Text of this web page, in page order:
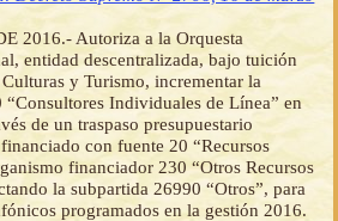
2016.- Autoriza a la Orquesta
entidad descentralizada, bajo tuición
y Turismo, incrementar la
“Consultores Individuales de Línea” en
de un traspaso presupuestario
con fuente 20 “Recursos
financiador 230 “Otros Recursos
la subpartida 26990 “Otros”, para
programados en la gestión 2016.